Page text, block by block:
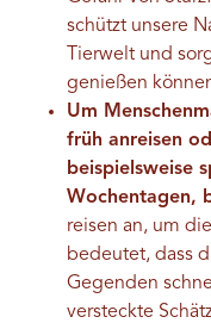
schützt unsere
Tierwelt und
genießen
Um
früh anreisen
beispielsweise
Wochentagen,
reisen an, um
bedeutet, dass
Gegenden
versteckte